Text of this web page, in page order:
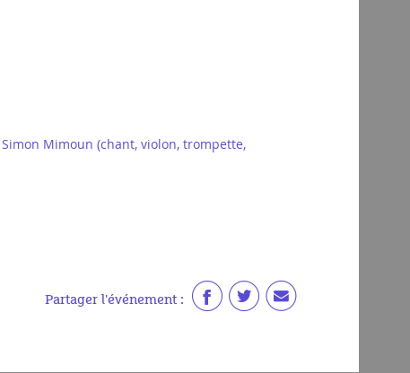
Mimoun (chant, violon, trompette,
Partager l'événement :